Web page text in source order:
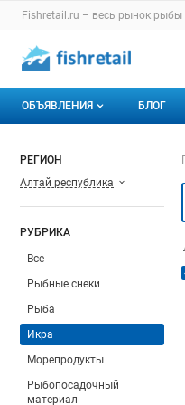
Раздел
Fishretail.ru – весь рынок рыбы
Авторизация и меню
Навигация по
ОБЪЯВЛЕНИЯ
Горячее предложение
БЛОГ
РЕГИОН
Алтай республика
РУБРИКА
Все
Рыбные снеки
Рыба
Икра
Морепродукты
Рыбопосадочный
материал